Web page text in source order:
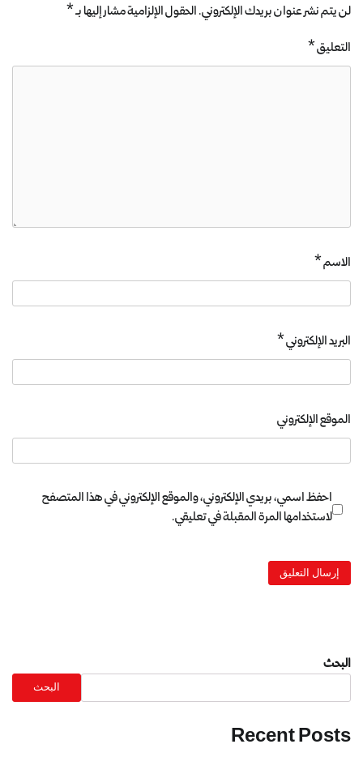
لن يتم نشر عنوان بريدك الإلكتروني.الحقول الإلزامية مشار إليها بـ*
التعليق*
الاسم*
البريد الإلكتروني*
الموقع الإلكتروني
احفظ اسمي، بريدي الإلكتروني، والموقع الإلكتروني في هذا المتصفح
لاستخدامها المرة المقبلة في تعليقي.
البحث
البحث
Recent Posts